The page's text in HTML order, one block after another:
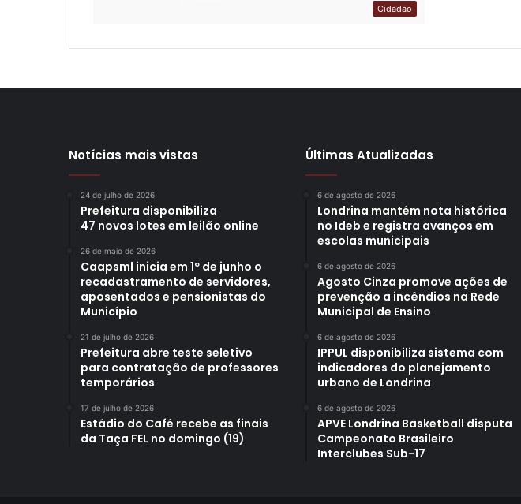
Cidadão
Notícias mais vistas
24 de julho de 2026
Prefeitura disponibiliza
47 novos lotes em leilão online
26 de maio de 2026
Caapsml inicia em 1º de junho o
recadastramento de servidores,
aposentados e pensionistas do
Município
21 de julho de 2026
Prefeitura abre teste seletivo
para contratação de professores
temporários
17 de julho de 2026
Estádio do Café recebe as finais
da Taça FEL no domingo (19)
Últimas Atualizadas
6 de agosto de 2026
Londrina mantém nota histórica
no Ideb e registra avanços em
escolas municipais
6 de agosto de 2026
Agosto Cinza promove ações de
prevenção a incêndios na Rede
Municipal de Ensino
6 de agosto de 2026
IPPUL disponibiliza sistema com
indicadores do planejamento
urbano de Londrina
6 de agosto de 2026
APVE Londrina Basketball disputa
Campeonato Brasileiro
Interclubes Sub-17